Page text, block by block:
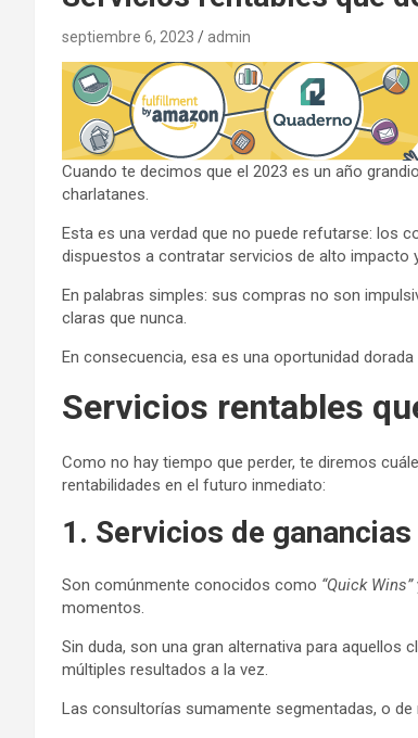
septiembre 6, 2023 admin
Cuando te decimos que el 2023 es un año
charlatanes.
Esta es una verdad que no puede refutarse: los
dispuestos a contratar servicios de alto impacto
En palabras simples: sus compras no son
claras que nunca.
En consecuencia, esa es una oportunidad
Servicios rentables
Como no hay tiempo que perder, te diremos
rentabilidades en el futuro inmediato:
1. Servicios de
Son comúnmente conocidos como “Quick Wins”
momentos.
Sin duda, son una gran alternativa para aquellos
múltiples resultados a la vez.
Las consultorías sumamente segmentadas, o